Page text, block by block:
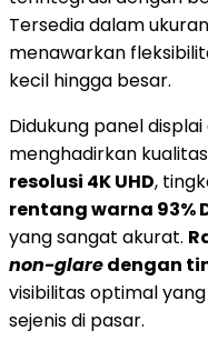
Tersedia dalam ukuran
menawarkan
kecil hingga besar.
Didukung panel displai
menghadirkan
resolusi 4K UHD,
rentang warna 93%
yang sangat akurat.
non-glaredengan
visibilitas optimal
sejenis di pasar.